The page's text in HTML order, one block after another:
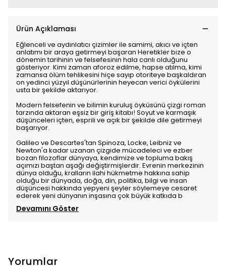
Ürün Açıklaması
Eğlenceli ve aydınlatıcı çizimler ile samimi, akıcı ve içten
anlatımı bir araya getirmeyi başaran Heretikler bize o
dönemin tarihinin ve felsefesinin hala canlı olduğunu
gösteriyor. Kimi zaman aforoz edilme, hapse atılma, kimi
zamansa ölüm tehlikesini hiçe sayıp otoriteye başkaldıran
on yedinci yüzyıl düşünürlerinin heyecan verici öykülerini
usta bir şekilde aktarıyor.
Modern felsefenin ve bilimin kuruluş öyküsünü çizgi roman
tarzında aktaran eşsiz bir giriş kitabı! Soyut ve karmaşık
düşünceleri içten, esprili ve açık bir şekilde dile getirmeyi
başarıyor.
Galileo ve Descartes'tan Spinoza, Locke, Leibniz ve
Newton'a kadar uzanan çizgide mücadeleci ve ezber
bozan filozoflar dünyaya, kendimize ve topluma bakış
açımızı baştan aşağı değiştirmişlerdir. Evrenin merkezinin
dünya olduğu, kralların ilahi hükmetme hakkına sahip
olduğu bir dünyada, doğa, din, politika, bilgi ve insan
düşüncesi hakkında yepyeni şeyler söylemeye cesaret
ederek yeni dünyanın inşasına çok büyük katkıda b
Devamını Göster
Yorumlar